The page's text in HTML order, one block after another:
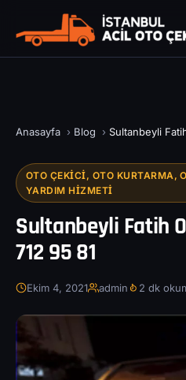
Anasayfa › Blog › Sultanbeyli
OTO ÇEKICI, OTO KURTARMA,
YARDIM HIZMETI
Sultanbeyli Fatih
712 95 81
Ekim 4, 2021 admin 2 dk